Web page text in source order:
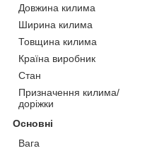
Довжина килима
Ширина килима
Товщина килима
Країна виробник
Стан
Призначення килима/
доріжки
Основні
Вага